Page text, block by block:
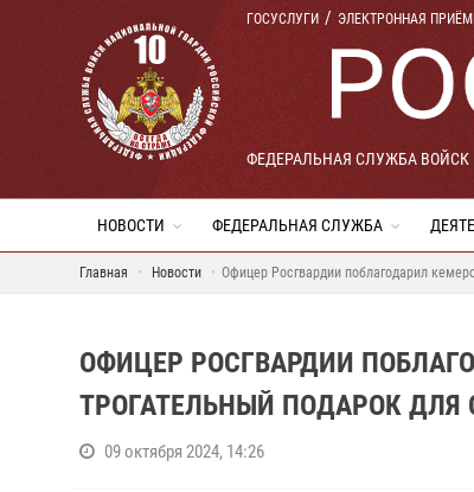
ГОСУСЛУГИ ЭЛЕКТРОННАЯ
ФЕДЕРАЛЬНАЯ СЛУЖБА
НОВОСТИ ФЕДЕРАЛЬНАЯ СЛУЖБА
Главная Новости Офицер Росгвардии поблагодарил
ОФИЦЕР РОСГВАРДИИ
ТРОГАТЕЛЬНЫЙ ПОДАРОК
09 октября 2024, 14:26